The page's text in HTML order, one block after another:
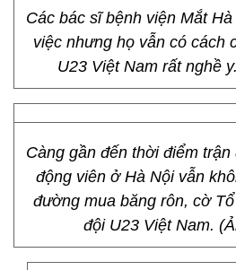
Các bác sĩ bệnh viện Mắt
việc nhưng họ vẫn có cách
U23 Việt Nam rất nghề
Càng gần đến thời điểm
động viên ở Hà Nội vẫn
đường mua băng rôn, cờ
đội U23 Việt Nam.